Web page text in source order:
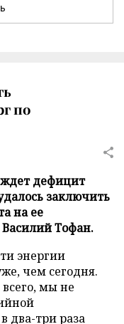
по
дефицит
заключить
на ее
Тофан.
энергии
чем сегодня.
всего, мы не
два-три раза